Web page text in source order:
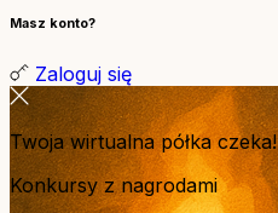
Masz konto?
Zaloguj się
Twoja wirtualna półka czeka!
Konkursy z nagrodami